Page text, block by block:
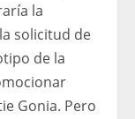
la
solicitud de
de la
Gonia. Pero